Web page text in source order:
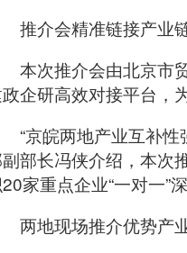
推介会精准链接产业
本次推介会由北京市
企研高效对接平台，
“京皖两地产业互补
部长冯侠介绍，本次
家重点企业“一对一”
两地现场推介优势产